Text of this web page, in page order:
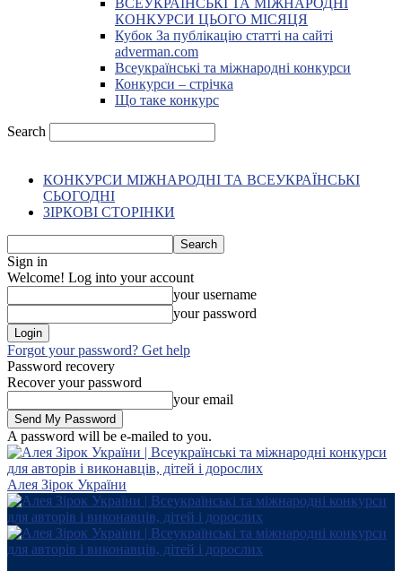
ВСЕУКРАЇНСЬКІ ТА МІЖНАРОДНІ
КОНКУРСИ ЦЬОГО МІСЯЦЯ
Кубок За публікацію статті на сайті
adverman.com
Всеукраїнські та міжнародні конкурси
Конкурси – стрічка
Що таке конкурс
Search
КОНКУРСИ МІЖНАРОДНІ ТА ВСЕУКРАЇНСЬКІ
СЬОГОДНІ
ЗІРКОВІ СТОРІНКИ
Sign in
Welcome! Log into your account
your username
your password
Forgot your password? Get help
Password recovery
Recover your password
your email
A password will be e-mailed to you.
Алея Зірок України